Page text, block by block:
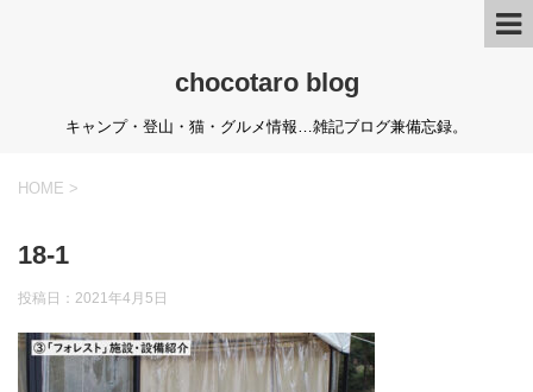
chocotaro blog
キャンプ・登山・猫・グルメ情報…雑記ブログ兼備忘録。
HOME >
18-1
投稿日： 2021年4月5日